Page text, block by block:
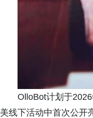
OlloBot计划于
美线下活动中首次公开